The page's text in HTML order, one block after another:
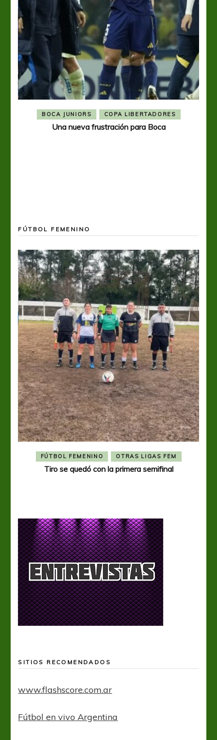
BOCA JUNIORS COPA LIBERTADORES
Una nueva frustración para Boca
FÚTBOL FEMENINO
FÚTBOL FEMENINO OTRAS LIGAS FEM
Tiro se quedó con la primera semifinal
SITIOS RECOMENDADOS
www.flashscore.com.ar
Fútbol en vivo Argentina